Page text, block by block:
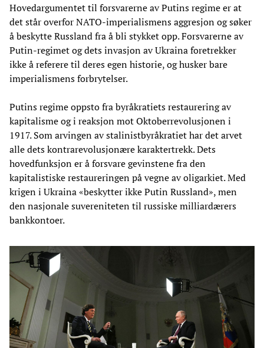
Hovedargumentet til forsvarerne av Putins regime er at
det står overfor NATO-imperialismens aggresjon og søker
å beskytte Russland fra å bli stykket opp. Forsvarerne av
Putin-regimet og dets invasjon av Ukraina foretrekker
ikke å referere til deres egen historie, og husker bare
imperialismens forbrytelser.
Putins regime oppsto fra byråkratiets restaurering av
kapitalisme og i reaksjon mot Oktoberrevolusjonen i
1917. Som arvingen av stalinistbyråkratiet har det arvet
alle dets kontrarevolusjonære karaktertrekk. Dets
hovedfunksjon er å forsvare gevinstene fra den
kapitalistiske restaureringen på vegne av oligarkiet. Med
krigen i Ukraina «beskytter ikke Putin Russland», men
den nasjonale suvereniteten til russiske milliardærers
bankkontoer.